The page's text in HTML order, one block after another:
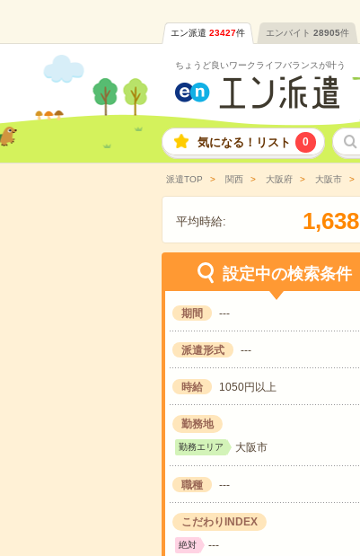
エン派遣 23427件 エンバイト 28905件
ちょうど良いワークライフバランスが叶う
気になる！リスト 0
派遣TOP 関西 大阪府 大阪市
平均時給: 1,638
設定中の検索条件
期間 ---
派遣形式 ---
時給 1050円以上
勤務地
勤務エリア 大阪市
職種 ---
こだわりINDEX
絶対 ---